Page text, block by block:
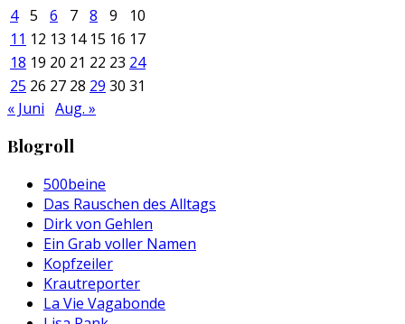
4 5 6 7 8 9
10
11 12 13 14 15 16 17
18 19 20 21 22 23 24
25 26 27 28 29 30 31
« Juni Aug. »
Blogroll
500beine
Das Rauschen des Alltags
Dirk von Gehlen
Ein Grab voller Namen
Kopfzeiler
Krautreporter
La Vie Vagabonde